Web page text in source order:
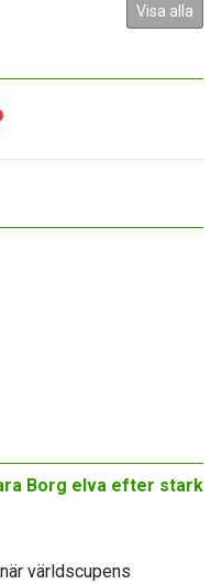
Visa alla
Borg elva efter stark
världscupens